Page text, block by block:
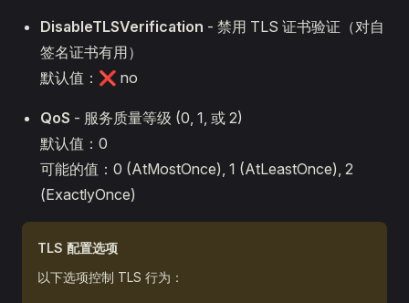
DisableTLSVerification - 禁用 TLS 证书验证（对自
签名证书有用）
默认值：❌ no
QoS - 服务质量等级 (0, 1, 或 2)
默认值：0
可能的值：0 (AtMostOnce), 1 (AtLeastOnce), 2
(ExactlyOnce)
TLS 配置选项
以下选项控制 TLS 行为：